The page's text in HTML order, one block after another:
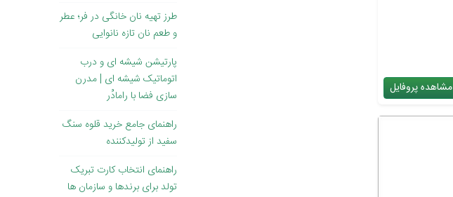
مشاهده پروفایل
طرز تهیه نان خانگی در فر؛ عطر
و طعم نان تازه نانوایی
پارتیشن شیشه ای و درب
اتوماتیک شیشه ای | مدرن
سازی فضا با رامادُر
راهنمای جامع خرید قلوه سنگ
سفید از تولیدکننده
راهنمای انتخاب کارت تبریک
تولد برای برندها و سازمان ها